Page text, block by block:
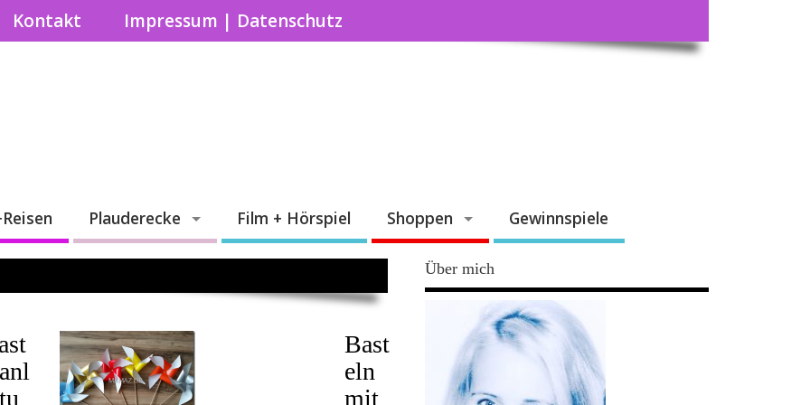
Kontakt Impressum | Datenschutz
Plauderecke Film + Hörspiel Shoppen Gewinnspiele
Bast
eln
mit
Über mich